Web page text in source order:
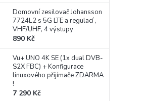
Domovní zesilovač Johansson
7724L2 s 5G LTE a regulací ,
VHF/UHF, 4 výstupy
890 Kč
Vu+ UNO 4K SE (1x dual DVB-
S2X FBC) + Konfigurace
linuxového přijímače ZDARMA
!
7 290 Kč